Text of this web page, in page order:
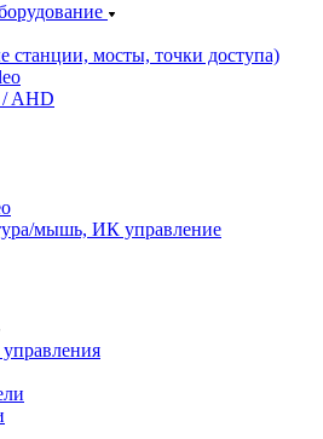
станции, мосты, точки доступа)
AHD
мышь, ИК управление